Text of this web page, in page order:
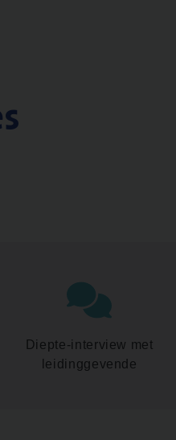
Diepte-interview met
leidinggevende